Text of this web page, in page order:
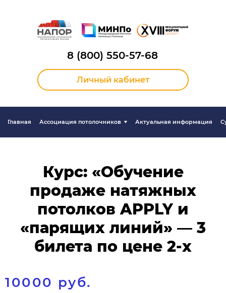
8 (800) 550-57-68
Личный кабинет
Главная Ассоциация потолочников Актуальная информация
Курс: «Обучение
продаже натяжных
потолков APPLY и
«парящих линий» — 3
билета по цене 2-х
10000 руб.